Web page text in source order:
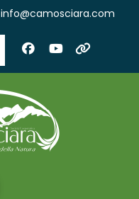
info@camosciara.com